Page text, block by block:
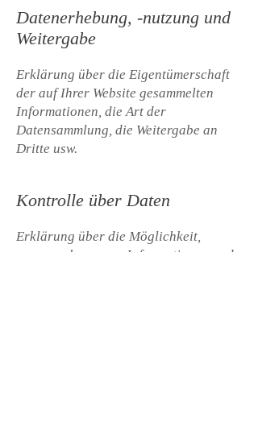
Datenerhebung, -nutzung und
Weitergabe
Erklärung über die Eigentümerschaft
der auf Ihrer Website gesammelten
Informationen, die Art der
Datensammlung, die Weitergabe an
Dritte usw.
Kontrolle über Daten
Erklärung über die Möglichkeit,
personenbezogene Informationen und